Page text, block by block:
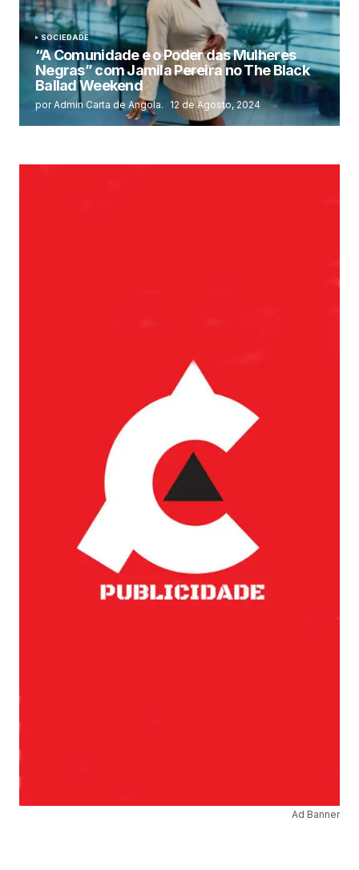
SOCIEDADE
“A Comunidade e o Poder das Mulheres
Negras” com Jamila Pereira no The Black
Ballad Weekend
por Admin Carta de Angola. 12 de Agosto, 2024
Ad Banner